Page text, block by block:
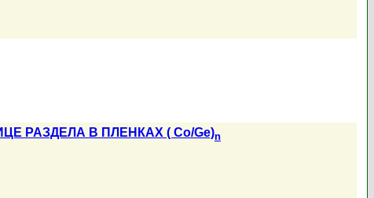
РАЗДЕЛА В ПЛЕНКАХ ( Co/Ge)n